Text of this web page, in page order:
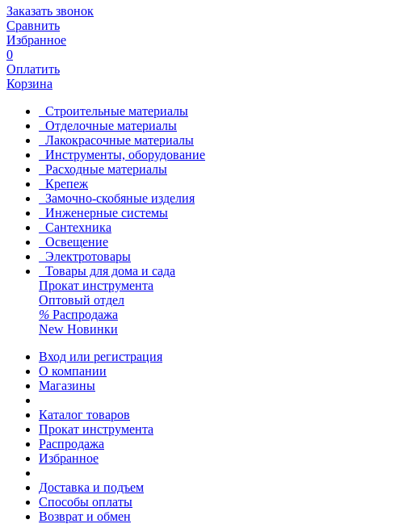
Заказать звонок
Сравнить
Избранное
0
Оплатить
Корзина
Строительные материалы
Отделочные материалы
Лакокрасочные материалы
Инструменты, оборудование
Расходные материалы
Крепеж
Замочно-скобяные изделия
Инженерные системы
Сантехника
Освещение
Электротовары
Товары для дома и сада
Прокат инструмента
Оптовый отдел
% Распродажа
New Новинки
Вход или регистрация
О компании
Магазины
Каталог товаров
Прокат инструмента
Распродажа
Избранное
Доставка и подъем
Способы оплаты
Возврат и обмен